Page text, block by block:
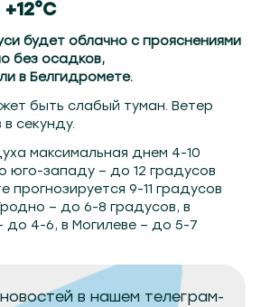
будет облачно с прояснениями
без осадков,
в Белгидромете.
быть слабый туман. Ветер
секунду.
максимальная днем 4-10
юго-западу – до 12 градусов
прогнозируется 9-11 градусов
– до 6-8 градусов, в
до 4-6, в Могилеве – до 5-7
в нашем телеграм-